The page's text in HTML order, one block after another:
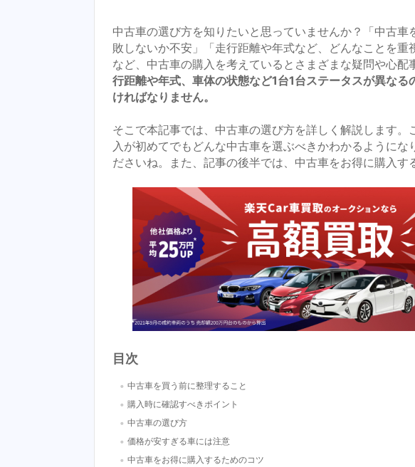
中古車の選び方を知りたいと思っていませんか？「中古車
敗しないか不安」「走行距離や年式など、どんなことを重
など、中古車の購入を考えているとさまざまな疑問や心配
行距離や年式、車体の状態など1台1台ステータスが異な
ければなりません。
そこで本記事では、中古車の選び方を詳しく解説します。
入が初めてでもどんな中古車を選ぶべきかわかるようにな
ださいね。また、記事の後半では、中古車をお得に購入す
目次
・中古車を買う前に整理すること
・購入時に確認すべきポイント
・中古車の選び方
・価格が安すぎる車には注意
・中古車をお得に購入するためのコツ